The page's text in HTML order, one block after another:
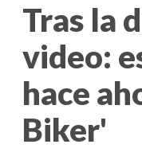
Tras la
video:
hace
Biker'